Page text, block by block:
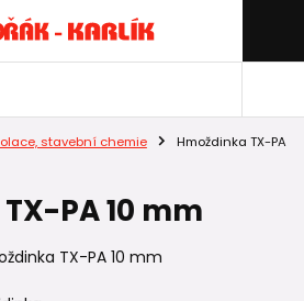
stavební chemie
Hmoždinka TX-PA
PA 10 mm